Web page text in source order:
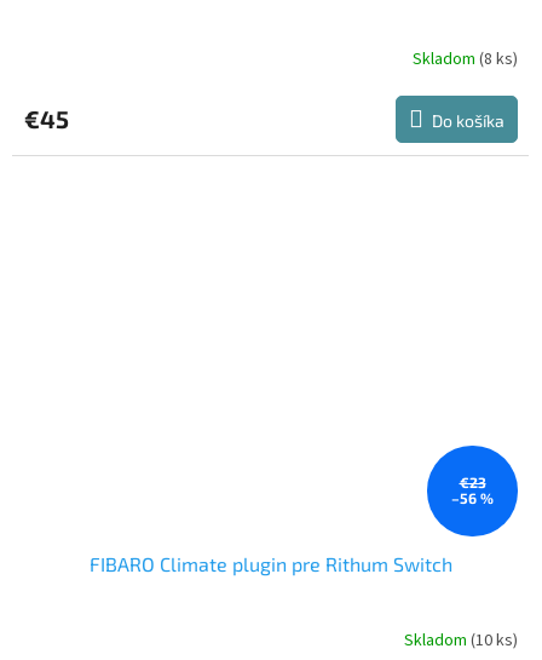
Skladom (8 ks)
€45 Do košíka
€23
–56 %
FIBARO Climate plugin pre Rithum Switch
Skladom (10 ks)